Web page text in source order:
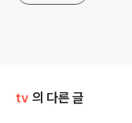
tv 의 다른 글